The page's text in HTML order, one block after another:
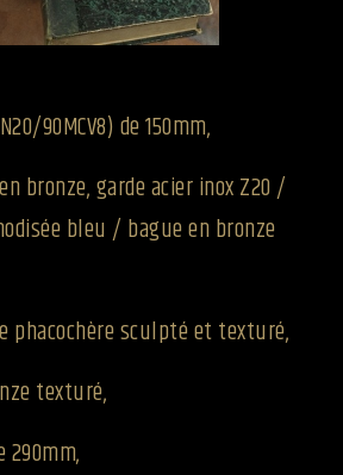
90MCV8) de 150mm,
bronze, garde acier inox Z20 /
bleu / bague en bronze
phacochère sculpté et texturé,
texturé,